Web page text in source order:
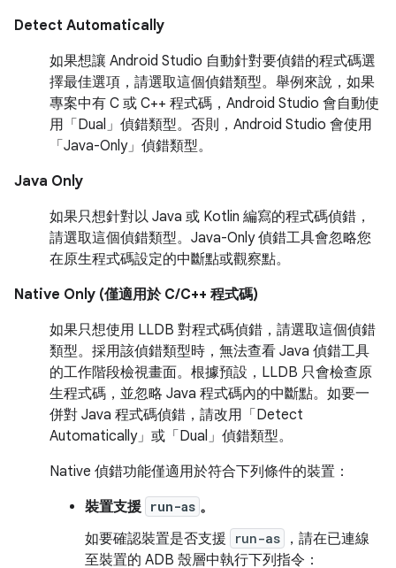
Detect Automatically
如果想讓 Android Studio 自動針對要偵錯的程式碼選
擇最佳選項，請選取這個偵錯類型。舉例來說，如果
專案中有 C 或 C++ 程式碼，Android Studio 會自動使
用「Dual」偵錯類型。否則，Android Studio 會使用
「Java-Only」偵錯類型。
Java Only
如果只想針對以 Java 或 Kotlin 編寫的程式碼偵錯，
請選取這個偵錯類型。Java-Only 偵錯工具會忽略您
在原生程式碼設定的中斷點或觀察點。
Native Only (僅適用於 C/C++ 程式碼)
如果只想使用 LLDB 對程式碼偵錯，請選取這個偵錯
類型。採用該偵錯類型時，無法查看 Java 偵錯工具
的工作階段檢視畫面。根據預設，LLDB 只會檢查原
生程式碼，並忽略 Java 程式碼內的中斷點。如要一
併對 Java 程式碼偵錯，請改用「Detect
Automatically」或「Dual」偵錯類型。
Native 偵錯功能僅適用於符合下列條件的裝置：
裝置支援 run-as 。
如要確認裝置是否支援
run-as
，請在已連線
至裝置的 ADB 殼層中執行下列指令：